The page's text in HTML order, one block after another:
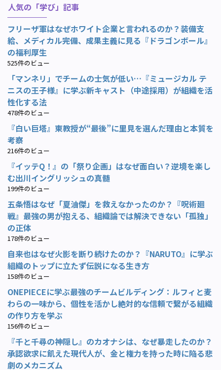
人気の「学び」記事
フリーザ軍はなぜホワイト企業と言われるのか？装備支
給、メディカル完備、成果主義に見る『ドラゴンボール』
の福利厚生
525件のビュー
「マンネリ」でチームの士気が低い…『ミュージカル テ
ニスの王子様』に学ぶ新キャスト（中途採用）が組織を活
性化する法
478件のビュー
『白い巨塔』東教授が“最後”に里見を選んだ理由と本質を
考察
216件のビュー
『イッテQ！』の「祭り企画」はなぜ面白い？逆境を楽し
む出川イングリッシュの真髄
199件のビュー
五条悟はなぜ「夏油傑」を救えなかったのか？『呪術廻
戦』最強の男が抱える、組織論では解決できない「孤独」
の正体
178件のビュー
自来也はなぜ火影を断り続けたのか？『NARUTO』に学ぶ
組織のトップに立たず伝説になる生き方
158件のビュー
ONEPIECEに学ぶ最強のチームビルディング：ルフィと麦
わらの一味から、個性を活かし絶対的な信頼で繋がる組織
の作り方を学ぶ
156件のビュー
『千と千尋の神隠し』のカオナシは、なぜ暴走したのか？
承認欲求に飢えた現代人が、金と権力を持った時に陥る悲
劇のメカニズム